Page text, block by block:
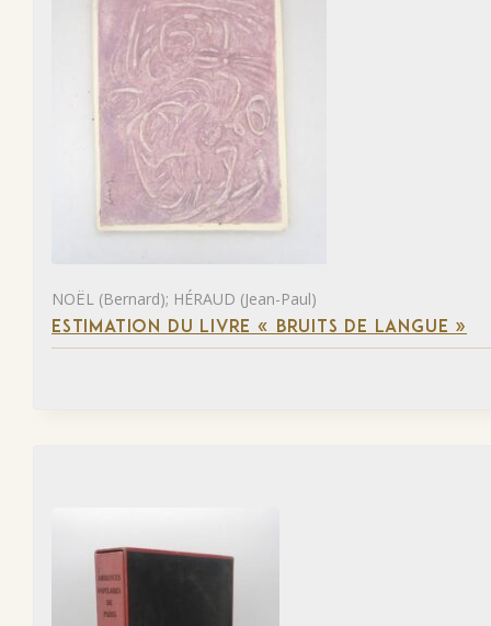
NOËL (Bernard); HÉRAUD (Jean-Paul)
ESTIMATION DU LIVRE « BRUITS DE LANGUE »